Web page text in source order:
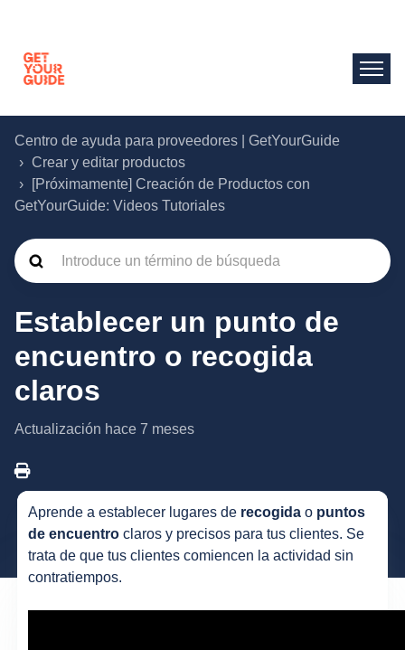
Centro de ayuda para proveedores | GetYourGuide
Crear y editar productos
[Próximamente] Creación de Productos con
GetYourGuide: Videos Tutoriales
Establecer un punto de
encuentro o recogida
claros
Actualización hace 7 meses
Aprende a establecer lugares de recogida o puntos
de encuentro claros y precisos para tus clientes. Se
trata de que tus clientes comiencen la actividad sin
contratiempos.